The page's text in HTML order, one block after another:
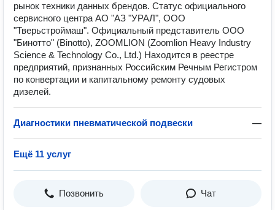
рынок техники данных брендов. Статус официального
сервисного центра АО "АЗ "УРАЛ", ООО
"Тверьстроймаш". Официальный представитель ООО
"Бинотто" (Binotto), ZOOMLION (Zoomlion Heavy Industry
Science & Technology Co., Ltd.) Находится в реестре
предприятий, признанных Российским Речным Регистром
по конвертации и капитальному ремонту судовых
дизелей.
Диагностики пневматической подвески —
Ещё 11 услуг
Позвонить Чат